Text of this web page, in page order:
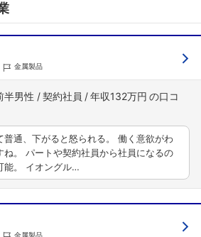
金属製品
半男性 契約社員 年収132万円
普通、下がると怒られる。 働く意欲がわ
ね。 パートや契約社員から社員になるの
能。 イオングル…
金属製品